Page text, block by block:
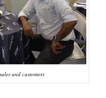
and customers